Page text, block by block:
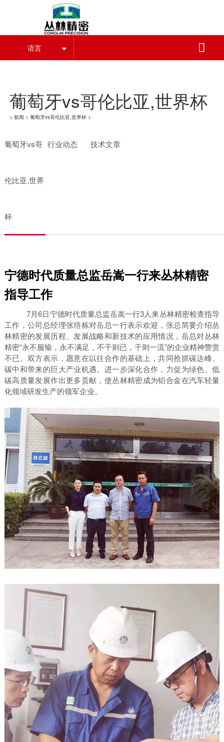
葡萄牙vs哥伦比亚,世界杯

语言
葡萄牙vs哥伦比亚,世界杯
> 新闻 > 葡萄牙vs哥伦比亚,世界杯>
葡萄牙vs哥
伦比亚,世界
杯
行业动态 技术文章
宁德时代质量总监岳嵩一行来丛林精密
指导工作
7月6日宁德时代质量总监岳嵩一行3人来丛林精密检查指导
工作，公司总经理张培栋对岳总一行表示欢迎，张总简要介绍丛
林精密的发展历程、发展战略和新技术的应用情况，岳总对丛林
精密“永不服输，永不满足，不干则已，干则一流”的企业精神赞赏
不已。双方表示，愿意在以往合作的基础上，共同抢抓碳达峰、
碳中和带来的巨大产业机遇。进一步深化合作，力促为绿色、低
碳高质量发展作出更多贡献，使丛林精密成为铝合金在汽车轻量
化领域研发生产的领军企业。